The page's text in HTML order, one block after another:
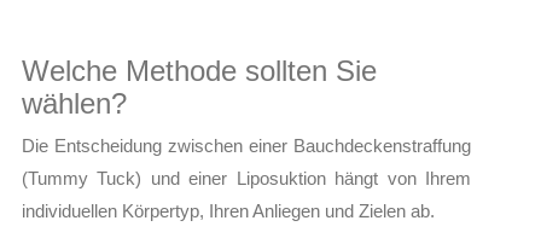
Welche Methode sollten Sie
wählen?
Die Entscheidung zwischen einer Bauchdeckenstraffung
(Tummy Tuck) und einer Liposuktion hängt von Ihrem
individuellen Körpertyp, Ihren Anliegen und Zielen ab.